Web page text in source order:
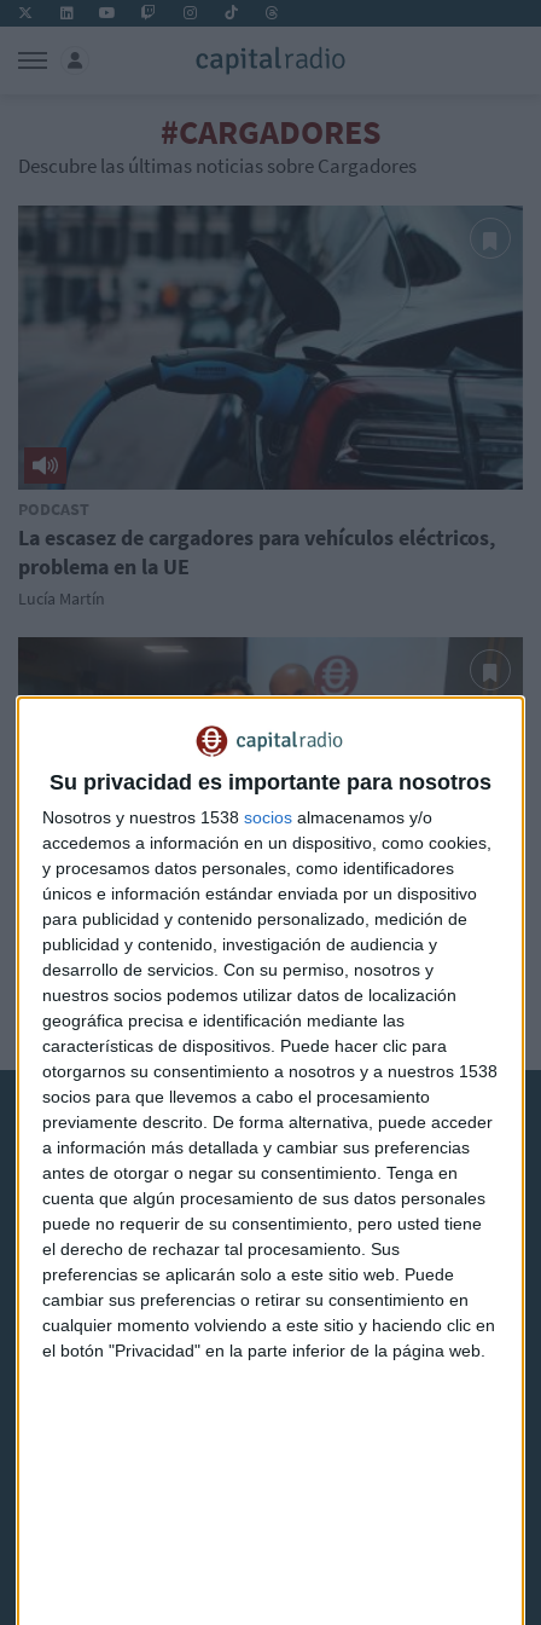
Su privacidad es importante para nosotros
Nosotros y nuestros 1538 socios almacenamos y/o
accedemos a información en un dispositivo, como cookies,
y procesamos datos personales, como identificadores
únicos e información estándar enviada por un dispositivo
para publicidad y contenido personalizado, medición de
publicidad y contenido, investigación de audiencia y
desarrollo de servicios. Con su permiso, nosotros y
nuestros socios podemos utilizar datos de localización
geográfica precisa e identificación mediante las
características de dispositivos. Puede hacer clic para
otorgarnos su consentimiento a nosotros y a nuestros 1538
socios para que llevemos a cabo el procesamiento
previamente descrito. De forma alternativa, puede acceder
a información más detallada y cambiar sus preferencias
antes de otorgar o negar su consentimiento. Tenga en
cuenta que algún procesamiento de sus datos personales
puede no requerir de su consentimiento, pero usted tiene
el derecho de rechazar tal procesamiento. Sus
preferencias se aplicarán solo a este sitio web. Puede
cambiar sus preferencias o retirar su consentimiento en
cualquier momento volviendo a este sitio y haciendo clic en
el botón "Privacidad" en la parte inferior de la página web.
#CARGADORES
Descubre las últimas noticias sobre Cargadores
PODCAST
La escasez de cargadores para vehículos eléctricos,
problema en la UE
Lucía Martín
ENTREVISTA CON EL CEO
Carga tu Coche: "Daremos el salto internacional a
final de año"
Guillermo Luna
Capital Radio
Noticias
Eventos